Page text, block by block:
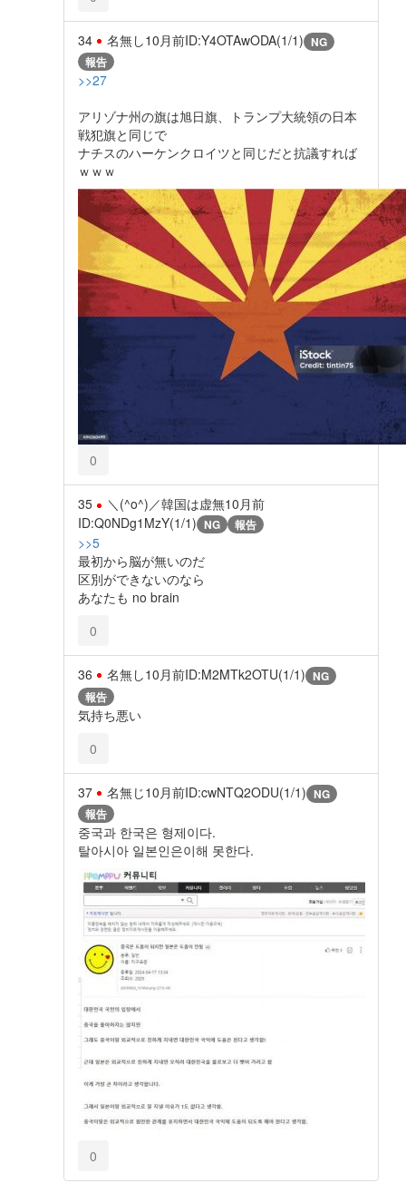
34 名無し10月前ID:Y4OTAwODA(1/1) NG
報告
>>27
アリゾナ州の旗は旭日旗、トランプ大統領の日本
戦犯旗と同じで
ナチスのハーケンクロイツと同じだと抗議すれば
ｗｗｗ
0
35 ＼(^o^)／韓国は虚無10月前
ID:Q0NDg1MzY(1/1) NG 報告
>>5
最初から脳が無いのだ
区別ができないのなら
あなたも no brain
0
36 名無し10月前ID:M2MTk2OTU(1/1) NG
報告
気持ち悪い
0
37 名無じ10月前ID:cwNTQ2ODU(1/1) NG
報告
중국과 한국은 형제이다.
탈아시아 일본인은이해 못한다.
0